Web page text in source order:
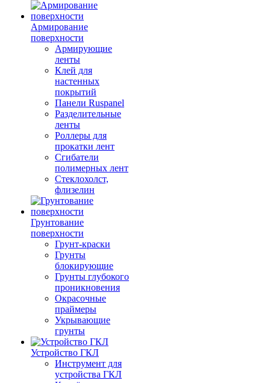
Армирование
поверхности
Армирующие
ленты
Клей для
настенных
покрытий
Панели Ruspanel
Разделительные
ленты
Роллеры для
прокатки лент
Сгибатели
полимерных лент
Стеклохолст,
флизелин
Грунтование
поверхности
Грунт-краски
Грунты
блокирующие
Грунты глубокого
проникновения
Окрасочные
праймеры
Укрывающие
грунты
Устройство ГКЛ
Инструмент для
устройства ГКЛ